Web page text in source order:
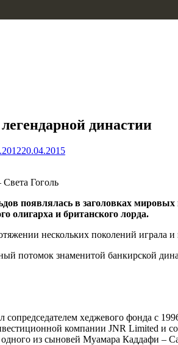
династии
20.04.2015
Света Гоголь
появлялась в заголовках мировых
олигарха и британского лорда.
нескольких поколений
потомок знаменитой банкирской
сопредседателем хеджевого фонда с
компании JNR Limited и
из сыновей Муамара Каддафи –